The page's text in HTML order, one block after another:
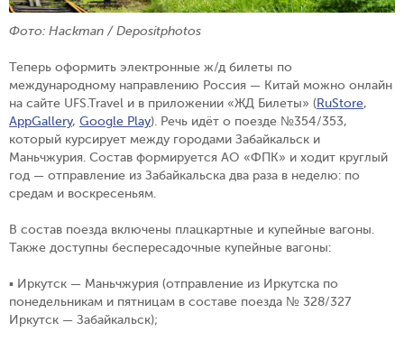
Фото: Hackman / Depositphotos
Теперь оформить электронные ж/д билеты по
международному направлению Россия — Китай можно онлайн
на сайте UFS.Travel и в приложении «ЖД Билеты» (RuStore,
AppGallery, Google Play). Речь идёт о поезде №354/353,
который курсирует между городами Забайкальск и
Маньчжурия. Состав формируется АО «ФПК» и ходит круглый
год — отправление из Забайкальска два раза в неделю: по
средам и воскресеньям.
В состав поезда включены плацкартные и купейные вагоны.
Также доступны беспересадочные купейные вагоны:
▪ Иркутск — Маньчжурия (отправление из Иркутска по
понедельникам и пятницам в составе поезда № 328/327
Иркутск — Забайкальск);